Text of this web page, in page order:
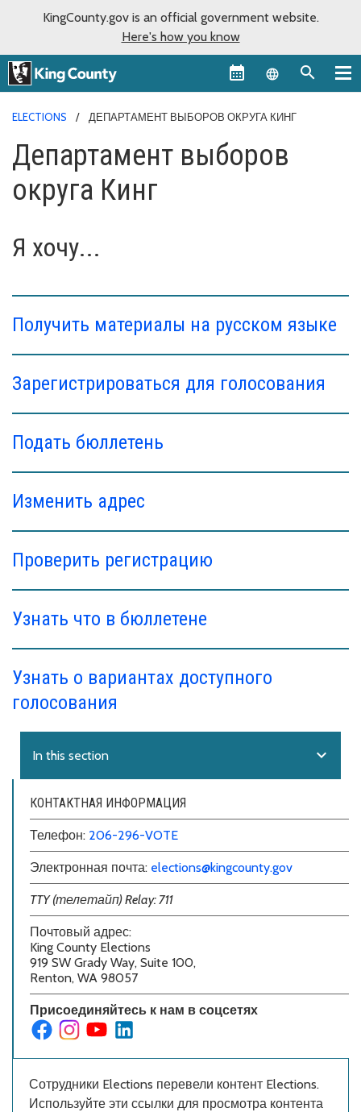
KingCounty.gov is an official government website.
Here's how you know
Language
ELECTIONS ДЕПАРТАМЕНТ ВЫБОРОВ ОКРУГА КИНГ
Департамент выборов
округа Кинг
Я хочу...
Получить материалы на русском языке
Зарегистрироваться для голосования
Подать бюллетень
Изменить адрес
Проверить регистрацию
Узнать что в бюллетене
Узнать о вариантах доступного
голосования
In this section expand_more
КОНТАКТНАЯ ИНФОРМАЦИЯ
Телефон: 206-296-VOTE
Электронная почта: elections@kingcounty.gov
TTY (телетайп) Relay: 711
Почтовый адрес:
King County Elections
919 SW Grady Way, Suite 100,
Renton, WA 98057
Присоединяйтесь к нам в соцсетях
Сотрудники Elections перевели контент Elections.
Используйте эти ссылки для просмотра контента